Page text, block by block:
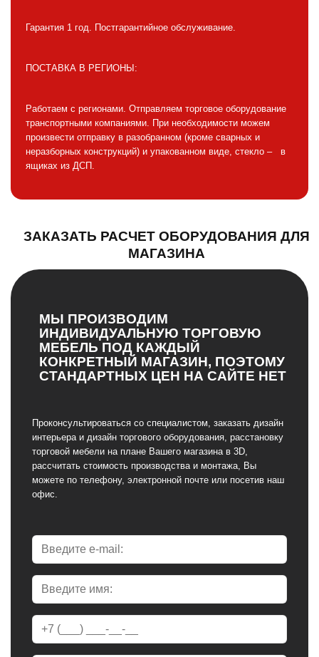
Гарантия 1 год. Постгарантийное обслуживание.
ПОСТАВКА В РЕГИОНЫ:
Работаем с регионами. Отправляем торговое оборудование
транспортными компаниями. При необходимости можем
произвести отправку в разобранном (кроме сварных и
неразборных конструкций) и упакованном виде, стекло – в
ящиках из ДСП.
ЗАКАЗАТЬ РАСЧЕТ ОБОРУДОВАНИЯ ДЛЯ
МАГАЗИНА
МЫ ПРОИЗВОДИМ
ИНДИВИДУАЛЬНУЮ ТОРГОВУЮ
МЕБЕЛЬ ПОД КАЖДЫЙ
КОНКРЕТНЫЙ МАГАЗИН, ПОЭТОМУ
СТАНДАРТНЫХ ЦЕН НА САЙТЕ НЕТ
Проконсультироваться со специалистом, заказать дизайн
интерьера и дизайн торгового оборудования, расстановку
торговой мебели на плане Вашего магазина в 3D,
рассчитать стоимость производства и монтажа, Вы
можете по телефону, электронной почте или посетив наш
офис.